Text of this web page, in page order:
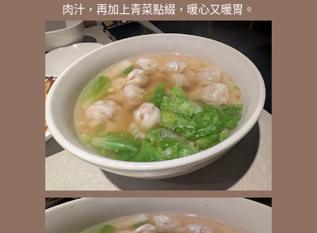
肉汁，再加上青菜點綴，暖心又暖胃。